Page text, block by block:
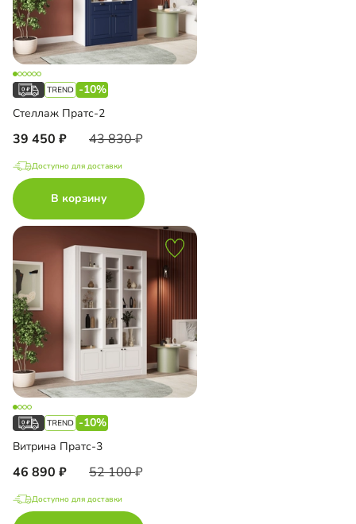
-10%
Стеллаж Пратс-2
39 450 43 830
Доступно для доставки
В корзину
-10%
Витрина Пратс-3
46 890 52 100
Доступно для доставки